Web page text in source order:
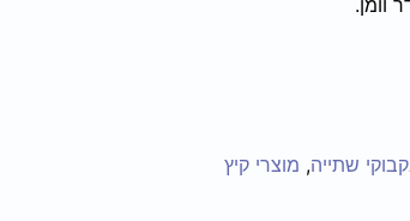
וומן.
שתייה, מוצרי קיץ